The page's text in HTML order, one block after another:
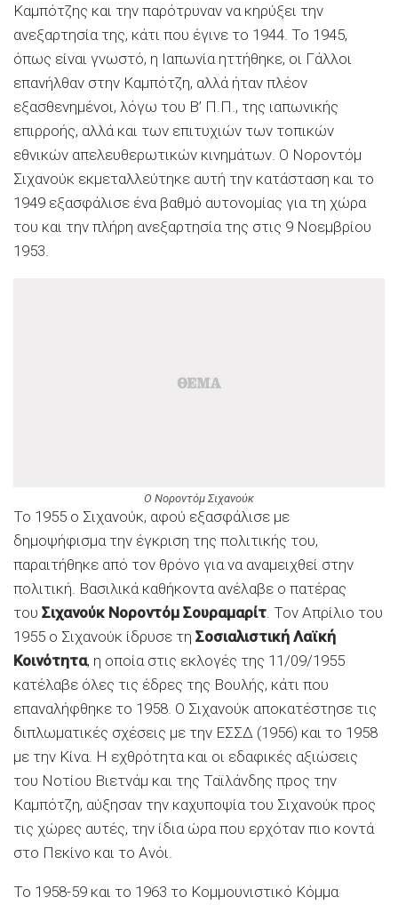
Καμπότζης και την παρότρυναν να κηρύξει την
ανεξαρτησία της, κάτι που έγινε το 1944. Το 1945,
όπως είναι γνωστό, η Ιαπωνία ηττήθηκε, οι Γάλλοι
επανήλθαν στην Καμπότζη, αλλά ήταν πλέον
εξασθενημένοι, λόγω του Β’ Π.Π., της ιαπωνικής
επιρροής, αλλά και των επιτυχιών των τοπικών
εθνικών απελευθερωτικών κινημάτων. Ο Νοροντόμ
Σιχανούκ εκμεταλλεύτηκε αυτή την κατάσταση και το
1949 εξασφάλισε ένα βαθμό αυτονομίας για τη χώρα
του και την πλήρη ανεξαρτησία της στις 9 Νοεμβρίου
1953.
Ο Νοροντόμ Σιχανούκ
Το 1955 ο Σιχανούκ, αφού εξασφάλισε με
δημοψήφισμα την έγκριση της πολιτικής του,
παραιτήθηκε από τον θρόνο για να αναμειχθεί στην
πολιτική. Βασιλικά καθήκοντα ανέλαβε ο πατέρας
του Σιχανούκ Νοροντόμ Σουραμαρίτ . Τον Απρίλιο του
1955 ο Σιχανούκ ίδρυσε τη Σοσιαλιστική Λαϊκή
Κοινότητα, η οποία στις εκλογές της 11/09/1955
κατέλαβε όλες τις έδρες της Βουλής, κάτι που
επαναλήφθηκε το 1958. Ο Σιχανούκ αποκατέστησε τις
διπλωματικές σχέσεις με την ΕΣΣΔ (1956) και το 1958
με την Κίνα. Η εχθρότητα και οι εδαφικές αξιώσεις
του Νοτίου Βιετνάμ και της Ταϊλάνδης προς την
Καμπότζη, αύξησαν την καχυποψία του Σιχανούκ προς
τις χώρες αυτές, την ίδια ώρα που ερχόταν πιο κοντά
στο Πεκίνο και το Ανόι.
Το 1958-59 και το 1963 το Κομμουνιστικό Κόμμα